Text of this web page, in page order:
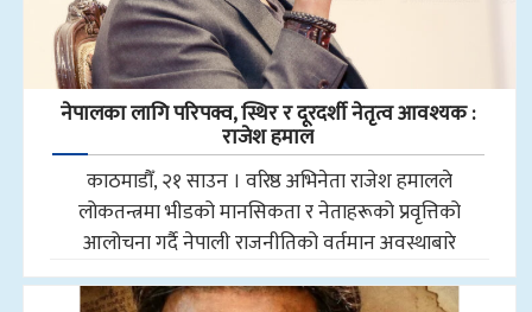
नेपालका लागि परिपक्व, स्थिर र दूरदर्शी नेतृत्व आवश्यक :
राजेश हमाल
काठमाडौँ, २१ साउन । वरिष्ठ अभिनेता राजेश हमालले
लोकतन्त्रमा भीडको मानसिकता र नेताहरूको प्रवृत्तिको
आलोचना गर्दै नेपाली राजनीतिको वर्तमान अवस्थाबारे